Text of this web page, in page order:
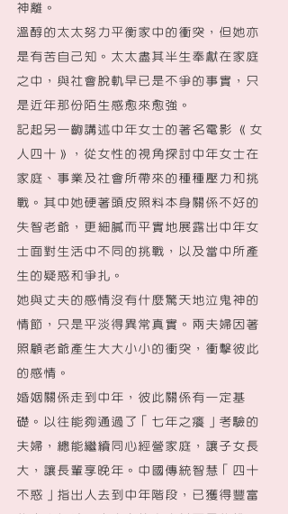
神離。
溫醇的太太努力平衡家中的衝突，但她亦
是有苦自己知。太太盡其半生奉獻在家庭
之中，與社會脫軌早已是不爭的事實，只
是近年那份陌生感愈來愈強。
記起另一齣講述中年女士的著名電影 《女
人四十》，從女性的視角探討中年女士在
家庭、事業及社會所帶來的種種壓力和挑
戰。其中她硬著頭皮照料本身關係不好的
失智老爺，更細膩而平實地展露出中年女
士面對生活中不同的挑戰，以及當中所產
生的疑惑和爭扎。
她與丈夫的感情沒有什麼驚天地泣鬼神的
情節，只是平淡得異常真實。兩夫婦因著
照顧老爺產生大大小小的衝突，衝擊彼此
的感情。
婚姻關係走到中年，彼此關係有一定基
礎。以往能夠通過了「七年之癢」考驗的
夫婦，總能繼續同心經營家庭，讓子女長
大，讓長輩享晚年。中國傳統智慧「四十
不惑」指出人去到中年階段，已獲得豐富